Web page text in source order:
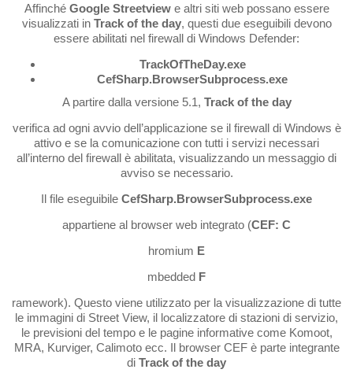
Affinché Google Streetviewe altri siti web possano essere
visualizzati in Track of the day, questi due eseguibili devono
essere abilitati nel firewall di Windows Defender:
TrackOfTheDay.exe
CefSharp.BrowserSubprocess.exe
A partire dalla versione 5.1, Track of the day
verifica ad ogni avvio dell’applicazione se il firewall di Windows è
attivo e se la comunicazione con tutti i servizi necessari
all’interno del firewall è abilitata, visualizzando un messaggio di
avviso se necessario.
Il file eseguibile CefSharp.BrowserSubprocess.exe
appartiene al browser web integrato (CEF: C
hromium E
mbedded F
ramework). Questo viene utilizzato per la visualizzazione di tutte
le immagini di Street View, il localizzatore di stazioni di servizio,
le previsioni del tempo e le pagine informative come Komoot,
MRA, Kurviger, Calimoto ecc. Il browser CEF è parte integrante
di Track of the day